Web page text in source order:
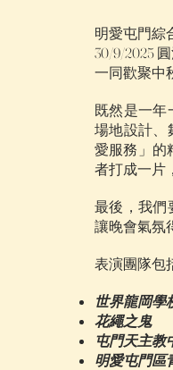
明愛屯門綜
30/9/2025
一同歡聚中
既然是一年
場地設計、
愛服務」的
者打成一片
最後，我們
讓晚會氣氛
表演團隊包
世界龍岡學
花繩之鬼
屯門天主教
明愛屯門區